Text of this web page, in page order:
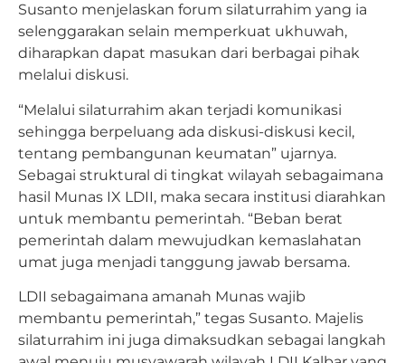
Susanto menjelaskan forum silaturrahim yang ia
selenggarakan selain memperkuat ukhuwah,
diharapkan dapat masukan dari berbagai pihak
melalui diskusi.
“Melalui silaturrahim akan terjadi komunikasi
sehingga berpeluang ada diskusi-diskusi kecil,
tentang pembangunan keumatan” ujarnya.
Sebagai struktural di tingkat wilayah sebagaimana
hasil Munas IX LDII, maka secara institusi diarahkan
untuk membantu pemerintah. “Beban berat
pemerintah dalam mewujudkan kemaslahatan
umat juga menjadi tanggung jawab bersama.
LDII sebagaimana amanah Munas wajib
membantu pemerintah,” tegas Susanto. Majelis
silaturrahim ini juga dimaksudkan sebagai langkah